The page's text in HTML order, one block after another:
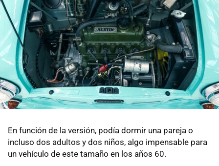
En función de la versión, podía dormir una pareja o
incluso dos adultos y dos niños, algo impensable para
un vehículo de este tamaño en los años 60.